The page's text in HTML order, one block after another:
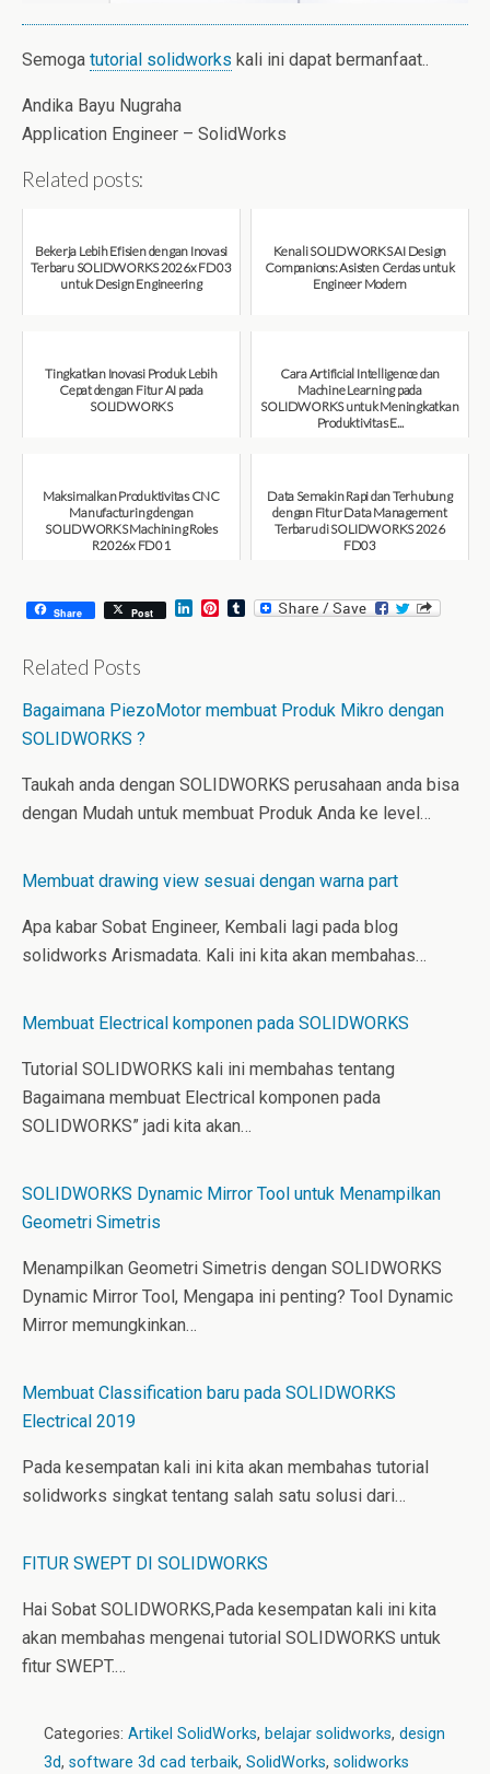
Semoga tutorial solidworks kali ini dapat bermanfaat..
Andika Bayu Nugraha
Application Engineer – SolidWorks
Related posts:
Bekerja Lebih Efisien dengan Inovasi
Terbaru SOLIDWORKS 2026x FD03
untuk Design Engineering
Kenali SOLIDWORKS AI Design
Companions: Asisten Cerdas untuk
Engineer Modern
Tingkatkan Inovasi Produk Lebih
Cepat dengan Fitur AI pada
SOLIDWORKS
Cara Artificial Intelligence dan
Machine Learning pada
SOLIDWORKS untuk Meningkatkan
Produktivitas E...
Maksimalkan Produktivitas CNC
Manufacturing dengan
SOLIDWORKS Machining Roles
R2026x FD01
Data Semakin Rapi dan Terhubung
dengan Fitur Data Management
Terbaru di SOLIDWORKS 2026
FD03
Share Post
L
I
P
e
T
Related Posts
Bagaimana PiezoMotor membuat Produk Mikro dengan
SOLIDWORKS ?
Taukah anda dengan SOLIDWORKS perusahaan anda bisa
dengan Mudah untuk membuat Produk Anda ke level…
Membuat drawing view sesuai dengan warna part
Apa kabar Sobat Engineer, Kembali lagi pada blog
solidworks Arismadata. Kali ini kita akan membahas…
Membuat Electrical komponen pada SOLIDWORKS
Tutorial SOLIDWORKS kali ini membahas tentang
Bagaimana membuat Electrical komponen pada
SOLIDWORKS” jadi kita akan…
SOLIDWORKS Dynamic Mirror Tool untuk Menampilkan
Geometri Simetris
Menampilkan Geometri Simetris dengan SOLIDWORKS
Dynamic Mirror Tool, Mengapa ini penting? Tool Dynamic
Mirror memungkinkan…
Membuat Classification baru pada SOLIDWORKS
Electrical 2019
Pada kesempatan kali ini kita akan membahas tutorial
solidworks singkat tentang salah satu solusi dari…
FITUR SWEPT DI SOLIDWORKS
Hai Sobat SOLIDWORKS,Pada kesempatan kali ini kita
akan membahas mengenai tutorial SOLIDWORKS untuk
fitur SWEPT.…
Categories: Artikel SolidWorks, belajar solidworks, design
3d, software 3d cad terbaik, SolidWorks, solidworks